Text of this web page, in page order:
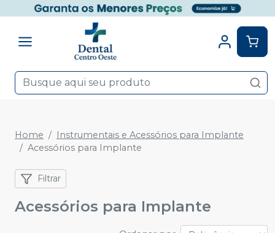
Home
Instrumentais e Acessórios para Implante
Acessórios para Implante
Filtrar
Acessórios para Implante